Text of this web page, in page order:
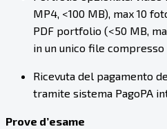
MP4, <100 MB), max 10
PDF portfolio (<50 MB,
in un unico file compresso
Ricevuta del pagamento
tramite sistema PagoPA
Prove d’esame